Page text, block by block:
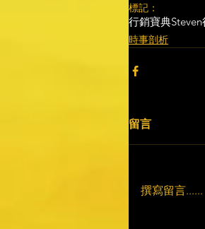
標記：
行銷寶典
時事剖析
留言
撰寫留言......